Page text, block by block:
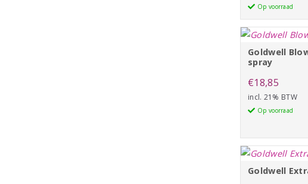
Op voorraad
Goldwell
spray
€18,85
incl. 21% BTW
Op voorraad
Goldwell